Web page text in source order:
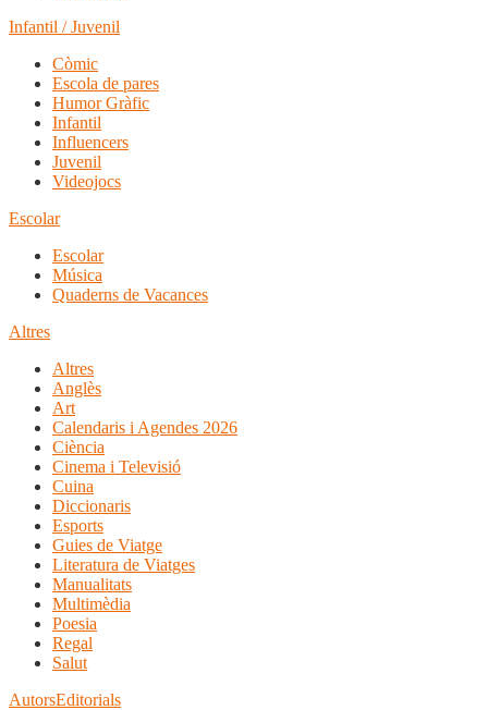
Infantil / Juvenil
Còmic
Escola de pares
Humor Gràfic
Infantil
Influencers
Juvenil
Videojocs
Escolar
Escolar
Música
Quaderns de Vacances
Altres
Altres
Anglès
Art
Calendaris i Agendes 2026
Ciència
Cinema i Televisió
Cuina
Diccionaris
Esports
Guies de Viatge
Literatura de Viatges
Manualitats
Multimèdia
Poesia
Regal
Salut
AutorsEditorials